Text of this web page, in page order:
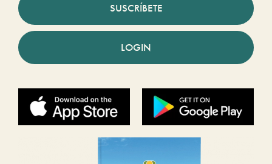
SUSCRÍBETE
LOGIN